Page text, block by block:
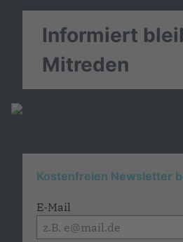
Informiert
Mitreden
Kostenfreien Newsletter
E-Mail